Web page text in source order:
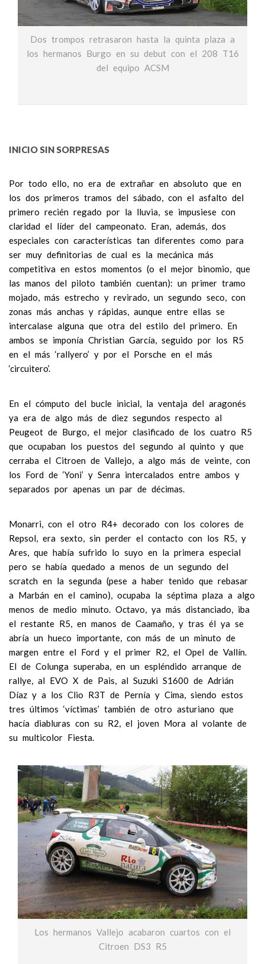
Dos trompos retrasaron hasta la quinta plaza a
los hermanos Burgo en su debut con el 208 T16
del equipo ACSM
INICIO SIN SORPRESAS
Por todo ello, no era de extrañar en absoluto que en
los dos primeros tramos del sábado, con el asfalto del
primero recién regado por la lluvia, se impusiese con
claridad el líder del campeonato. Eran, además, dos
especiales con características tan diferentes como para
ser muy definitorias de cual es la mecánica más
competitiva en estos momentos (o el mejor binomio, que
las manos del piloto también cuentan): un primer tramo
mojado, más estrecho y revirado, un segundo seco, con
zonas más anchas y rápidas, aunque entre ellas se
intercalase alguna que otra del estilo del primero. En
ambos se imponía Christian García, seguido por los R5
en el más ‘rallyero’ y por el Porsche en el más
‘circuitero’.
En el cómputo del bucle inicial, la ventaja del aragonés
ya era de algo más de diez segundos respecto al
Peugeot de Burgo, el mejor clasificado de los cuatro R5
que ocupaban los puestos del segundo al quinto y que
cerraba el Citroen de Vallejo, a algo más de veinte, con
los Ford de ‘Yoni’ y Senra intercalados entre ambos y
separados por apenas un par de décimas.
Monarri, con el otro R4+ decorado con los colores de
Repsol, era sexto, sin perder el contacto con los R5, y
Ares, que había sufrido lo suyo en la primera especial
pero se había quedado a menos de un segundo del
scratch en la segunda (pese a haber tenido que rebasar
a Marbán en el camino), ocupaba la séptima plaza a algo
menos de medio minuto. Octavo, ya más distanciado, iba
el restante R5, en manos de Caamaño, y tras él ya se
abría un hueco importante, con más de un minuto de
margen entre el Ford y el primer R2, el Opel de Vallín.
El de Colunga superaba, en un espléndido arranque de
rallye, al EVO X de Pais, al Suzuki S1600 de Adrián
Díaz y a los Clio R3T de Pernía y Cima, siendo estos
tres últimos ‘víctimas’ también de otro asturiano que
hacía diabluras con su R2, el joven Mora al volante de
su multicolor Fiesta.
Los hermanos Vallejo acabaron cuartos con el
Citroen DS3 R5